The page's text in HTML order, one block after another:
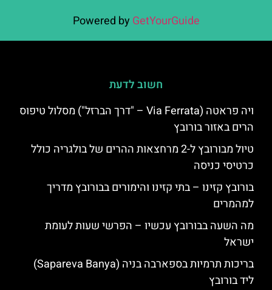
Powered by GetYourGuide
חשוב לדעת
ויה פראטה (Via Ferrata – "דרך הברזל") מסלול טיפוס
הרים באזור בורובץ
טיול מבורובץ ל-2 מרחצאות ההרים של בולגריה כולל
כרטיסי כניסה
בורובץ קזינו – בתי קזינו והימורים בבורובץ מדריך
למהמרים
מה השעה בבורובץ עכשיו – הפרשי שעות לעומת
ישראל
בריכות תרמיות בספארבה בניה (Sapareva Banya)
ליד בורובץ